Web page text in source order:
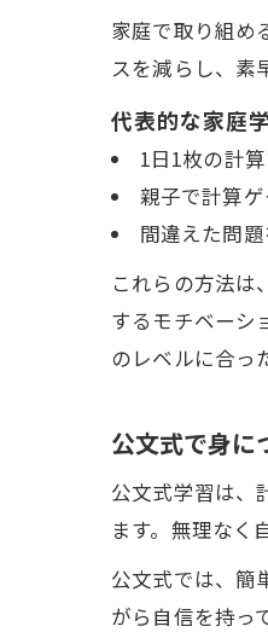
家庭で取り組め
スを減らし、素
代表的な家庭
1日1枚の計
親子で計算
間違えた問
これらの方法は
するモチベーシ
のレベルに合っ
公文式で身に
公文式学習は、
ます。無理なく
公文式では、簡
がら自信を持っ